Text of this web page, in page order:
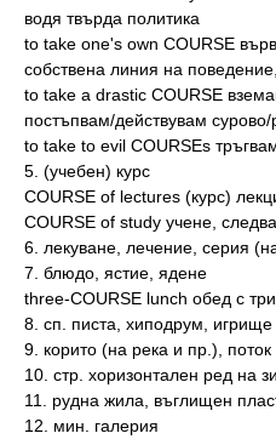
водя твърда политика
to take one's own COURSE
собствена линия на
to take a drastic COURSE
постъпвам/действувам
to take to evil COURSEs
5. (учебен) курс
COURSE of lectures (курс)
COURSE of study учене,
6. лекуване, лечение, серия
7. блюдо, ястие, ядене
three-COURSE lunch обед с
8. сп. писта, хиподрум, игрище
9. корито (на река и пр.), поток
10. стр. хоризонтален ред на
11. рудна жила, въглищен
12. мин. галерия